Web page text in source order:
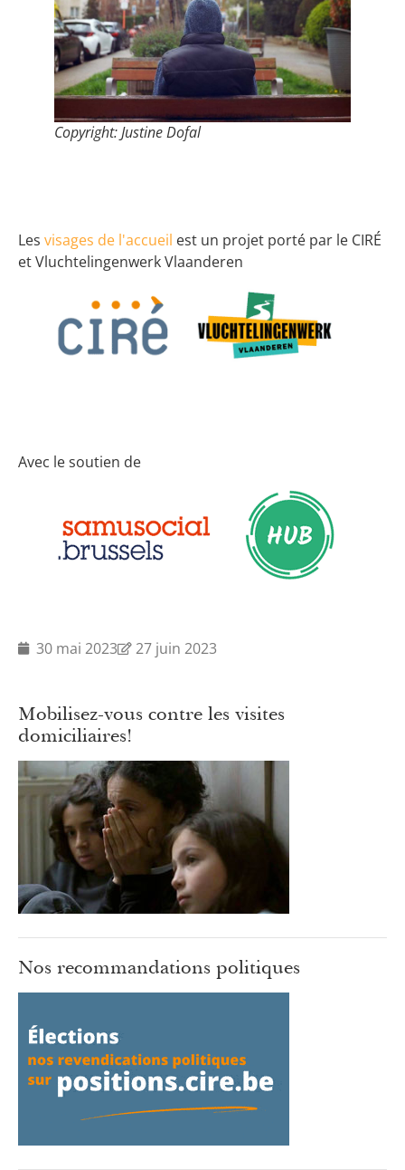
Copyright: Justine Dofal
Les visages de l'accueil est un projet porté par le CIRÉ
et Vluchtelingenwerk Vlaanderen
Avec le soutien de
30 mai 2023 27 juin 2023
Mobilisez-vous contre les visites
domiciliaires!
Nos recommandations politiques